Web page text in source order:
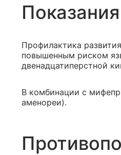
Показания
Профилактика
повышенным риском
двенадцатиперстной
В комбинации с
аменореи).